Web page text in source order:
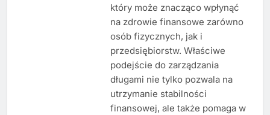
który może znacząco wpłynąć
na zdrowie finansowe zarówno
osób fizycznych, jak i
przedsiębiorstw. Właściwe
podejście do zarządzania
długami nie tylko pozwala na
utrzymanie stabilności
finansowej, ale także pomaga w